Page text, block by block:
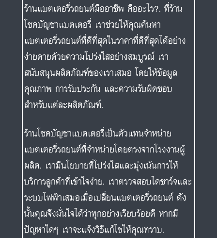
ร้านแบตเตอรี่รถยนต์มืออาชีพ คืออะไร?. ที่ร้าน
โชคบัญชาแบตเตอรี่ เราช่วยให้คุณค้นหา
แบตเตอรี่รถยนต์ที่ดีที่สุดในราคาที่ดีที่สุดได้อย่าง
ง่ายดายด้วยความโปร่งใสอย่างสมบูรณ์ เรา
สนับสนุนผลิตภัณฑ์ของเราเสมอ โดยให้ข้อมูล
คุณภาพ การรับประกัน และความรับผิดชอบ
สำหรับแต่ละผลิตภัณฑ์.
ร้านโชคบัญชาแบตเตอรี่เป็นตัวแทนจำหน่าย
แบตเตอรี่รถยนต์ที่จำหน่ายโดยตรงจากโรงงานผู้
ผลิต. เรามีนโยบายที่โปร่งใสและมุ่งเน้นการให้
บริการลูกค้าที่เข้าใจง่าย. เราตรวจสอบไดชาร์จและ
ระบบไฟฟ้าเสมอเมื่อเปลี่ยนแบตเตอรี่รถยนต์ ดัง
นั้นคุณจึงมั่นใจได้ว่าทุกอย่างเรียบร้อยดี หากมี
ปัญหาใดๆ เราจะแจ้งวิธีแก้ไขให้คุณทราบ.